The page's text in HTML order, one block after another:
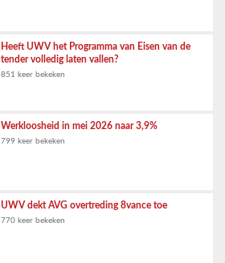
Heeft UWV het Programma van Eisen van de
tender volledig laten vallen?
851 keer bekeken
Werkloosheid in mei 2026 naar 3,9%
799 keer bekeken
UWV dekt AVG overtreding 8vance toe
770 keer bekeken